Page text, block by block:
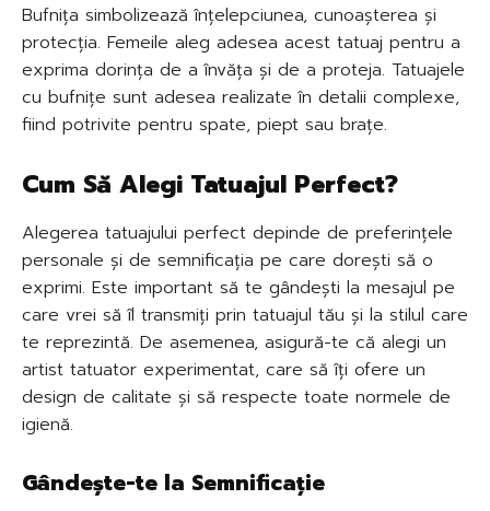
Bufnița simbolizează înțelepciunea, cunoașterea și
protecția. Femeile aleg adesea acest tatuaj pentru a
exprima dorința de a învăța și de a proteja. Tatuajele
cu bufnițe sunt adesea realizate în detalii complexe,
fiind potrivite pentru spate, piept sau brațe.
Cum Să Alegi Tatuajul Perfect?
Alegerea tatuajului perfect depinde de preferințele
personale și de semnificația pe care dorești să o
exprimi. Este important să te gândești la mesajul pe
care vrei să îl transmiți prin tatuajul tău și la stilul care
te reprezintă. De asemenea, asigură-te că alegi un
artist tatuator experimentat, care să îți ofere un
design de calitate și să respecte toate normele de
igienă.
Gândește-te la Semnificație